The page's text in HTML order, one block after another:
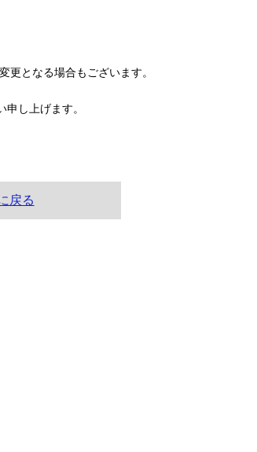
更となる場合もございます。
し上げます。
戻る